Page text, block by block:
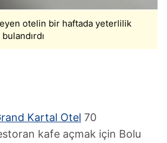
otelin bir haftada yeterlilik
Kartal Otel 70
kafe açmak için Bolu